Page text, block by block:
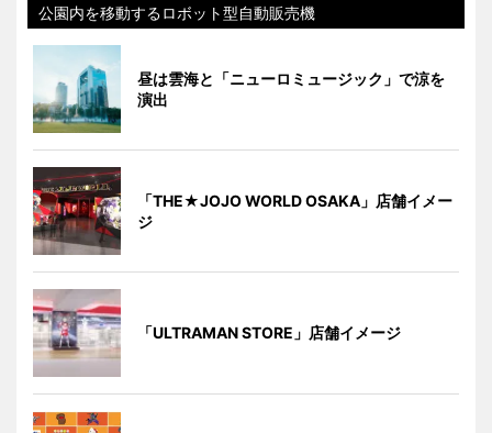
公園内を移動するロボット型自動販売機
昼は雲海と「ニューロミュージック」で涼を
演出
「THE★JOJO WORLD OSAKA」店舗イメー
ジ
「ULTRAMAN STORE」店舗イメージ